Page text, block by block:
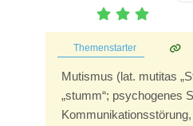
Themenstarter
Mutismus (lat. mutitas
„stumm“; psychogenes